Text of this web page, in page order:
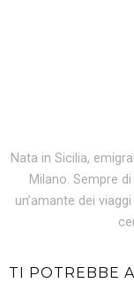
Nata in Sicilia,
Milano. Sempre
un’amante dei
TI POTREBBE